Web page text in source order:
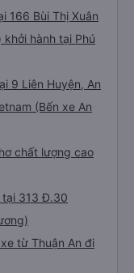
166 Bùi Thị Xuân
khởi hành tại Phú
9 Liên Huyện, An
(Bến xe An
chất lượng cao
tại 313 Đ.30
từ Thuận An đi